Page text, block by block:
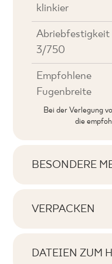
klinkier
Abriebfestigkeit
3/750
Empfohlene
Fugenbreite
Bei der Verlegung
die
BESONDERE
VERPACKEN
Produktpackung
DATEIEN ZUM